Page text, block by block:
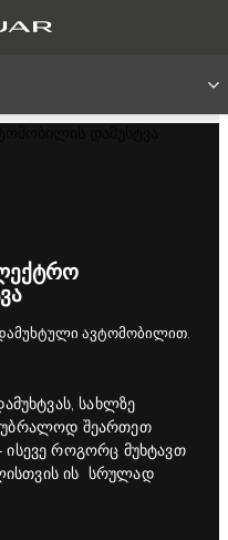
ავტომობილით.
სახლზე
შეართეთ
ისევე როგორც მუხტავთ
ის სრულად